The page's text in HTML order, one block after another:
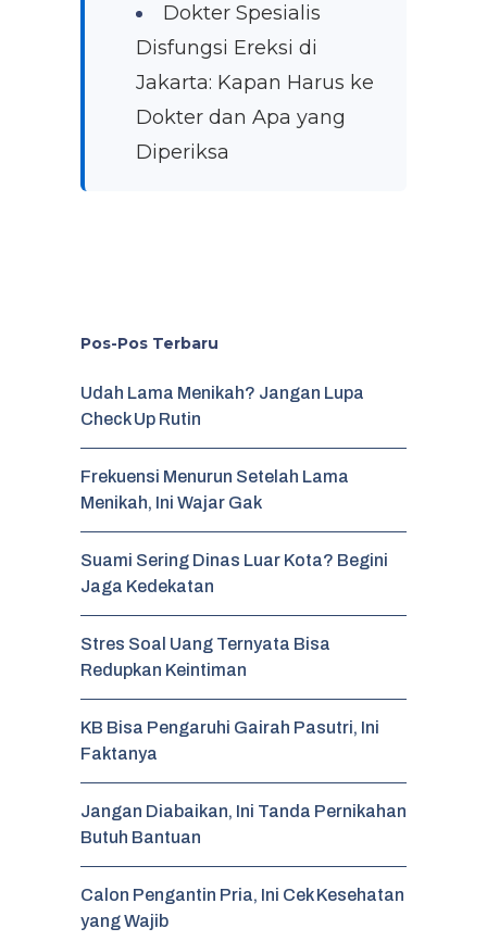
Dokter Spesialis
Disfungsi Ereksi di
Jakarta: Kapan Harus ke
Dokter dan Apa yang
Diperiksa
Pos-Pos Terbaru
Udah Lama Menikah? Jangan Lupa
Check Up Rutin
Frekuensi Menurun Setelah Lama
Menikah, Ini Wajar Gak
Suami Sering Dinas Luar Kota? Begini
Jaga Kedekatan
Stres Soal Uang Ternyata Bisa
Redupkan Keintiman
KB Bisa Pengaruhi Gairah Pasutri, Ini
Faktanya
Jangan Diabaikan, Ini Tanda Pernikahan
Butuh Bantuan
Calon Pengantin Pria, Ini Cek Kesehatan
yang Wajib